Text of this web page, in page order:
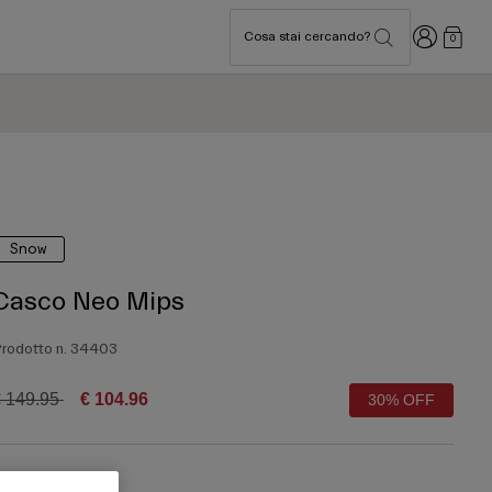
Cosa stai cercando? Accedi
0
Snow
Neo Mips
n. 34403
reduced from
149.95to € 104.96 30% OFF